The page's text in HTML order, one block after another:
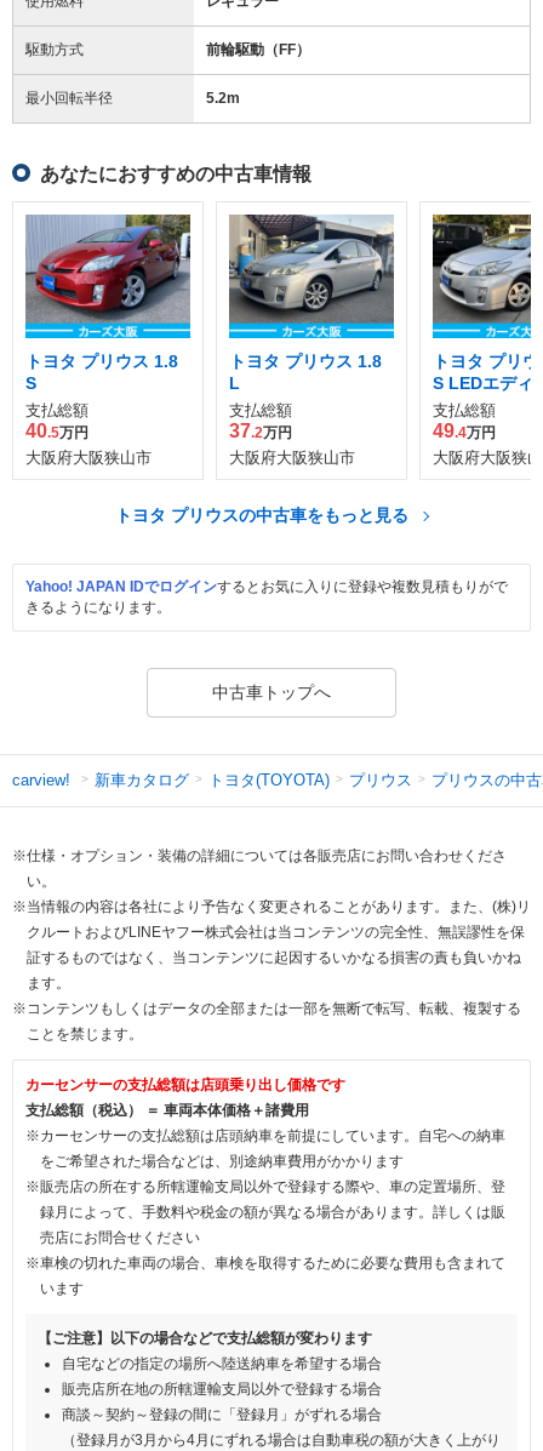
駆動方式 前輪駆動（FF）
最小回転半径 5.2m
あなたにおすすめの中古車情報
トヨタ プリウス 1.8
S
支払総額
40.5万円
大阪府大阪狭山市
トヨタ プリウス 1.8
L
支払総額
37.2万円
大阪府大阪狭山市
トヨタ プリ
S LEDエディ
支払総額
49.4万円
大阪府大阪狭
トヨタ プリウスの中古車をもっと見る
Yahoo! JAPAN IDでログインするとお気に入りに登録や複数見積もりがで
きるようになります。
中古車トップへ
carview! 新車カタログ トヨタ(TOYOTA) プリウス プリウスの中
※仕様・オプション・装備の詳細については各販売店にお問い合わせくださ
い。
※当情報の内容は各社により予告なく変更されることがあります。また、(株)リ
クルートおよびLINEヤフー株式会社は当コンテンツの完全性、無誤謬性を保
証するものではなく、当コンテンツに起因するいかなる損害の責も負いかね
ます。
※コンテンツもしくはデータの全部または一部を無断で転写、転載、複製する
ことを禁じます。
カーセンサーの支払総額は店頭乗り出し価格です
支払総額（税込） ＝ 車両本体価格＋諸費用
※カーセンサーの支払総額は店頭納車を前提にしています。自宅への納車
をご希望された場合などは、別途納車費用がかかります
※販売店の所在する所轄運輸支局以外で登録する際や、車の定置場所、登
録月によって、手数料や税金の額が異なる場合があります。詳しくは販
売店にお問合せください
※車検の切れた車両の場合、車検を取得するために必要な費用も含まれて
います
【ご注意】以下の場合などで支払総額が変わります
自宅などの指定の場所へ陸送納車を希望する場合
販売店所在地の所轄運輸支局以外で登録する場合
商談～契約～登録の間に「登録月」がずれる場合
（登録月が3月から4月にずれる場合は自動車税の額が大きく上がり